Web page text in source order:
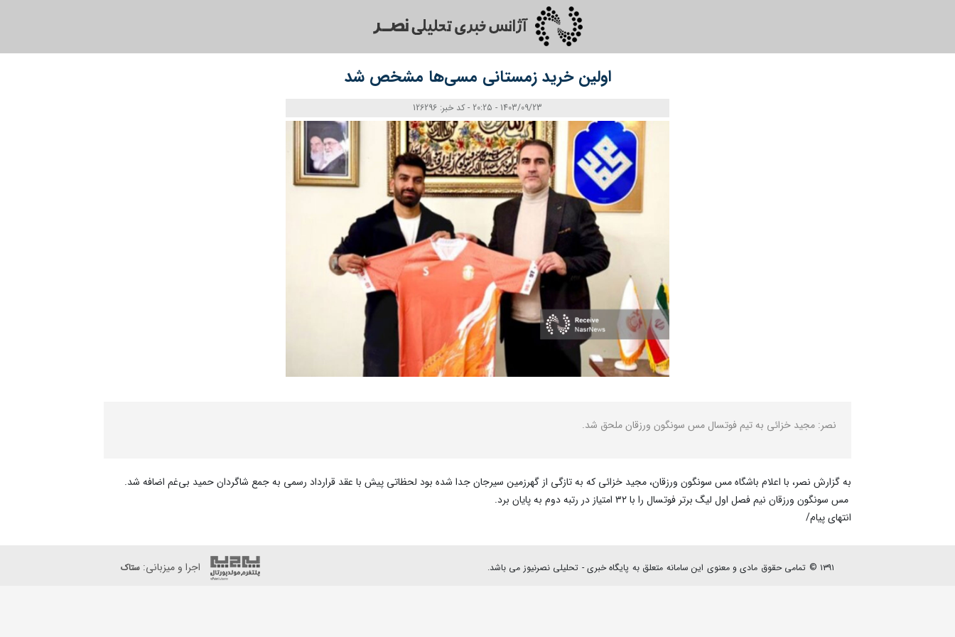
اولین خرید زمستانی مسی‌ها مشخص شد
1403/09/23 - 20:25 - کد خبر: 126296
نصر: مجید خزائی به تیم فوتسال مس سونگون ورزقان ملحق شد.
به گزارش نصر، با اعلام باشگاه مس سونگون ورزقان، مجید خزائی که به تازگی از گهرزمین سیرجان جدا شده بود لحظاتی پیش با عقد قرارداد رسمی به جمع شاگردان حمید بی‌غم اضافه شد.
مس سونگون ورزقان نیم فصل اول لیگ برتر فوتسال را با ۳۲ امتیاز در رتبه دوم به پایان برد.
انتهای پیام/
۱۳۹۱ © تمامی حقوق مادی و معنوی این سامانه متعلق به پایگاه خبری - تحلیلی نصرنیوز می باشد. اجرا و میزبانی:ستاک